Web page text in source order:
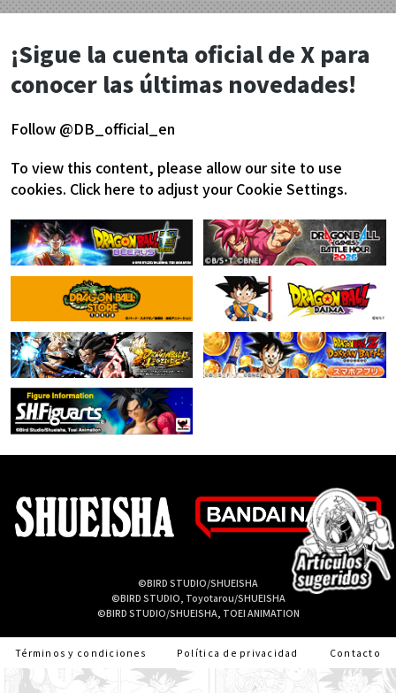
¡Sigue la cuenta oficial de X para
conocer las últimas novedades!
Follow @DB_official_en
To view this content, please allow our site to use
cookies. Click here to adjust your Cookie Settings.
©BIRD STUDIO/SHUEISHA
©BIRD STUDIO, Toyotarou/SHUEISHA
©BIRD STUDIO/SHUEISHA, TOEI ANIMATION
Términos y condiciones Política de privacidad Contacto